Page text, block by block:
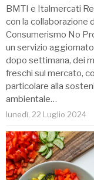
BMTI e Italmercati
con la collaborazione
Consumerismo No
un servizio
dopo settimana, dei
freschi sul mercato,
particolare alla
ambientale…
lunedì, 22 Luglio 2024